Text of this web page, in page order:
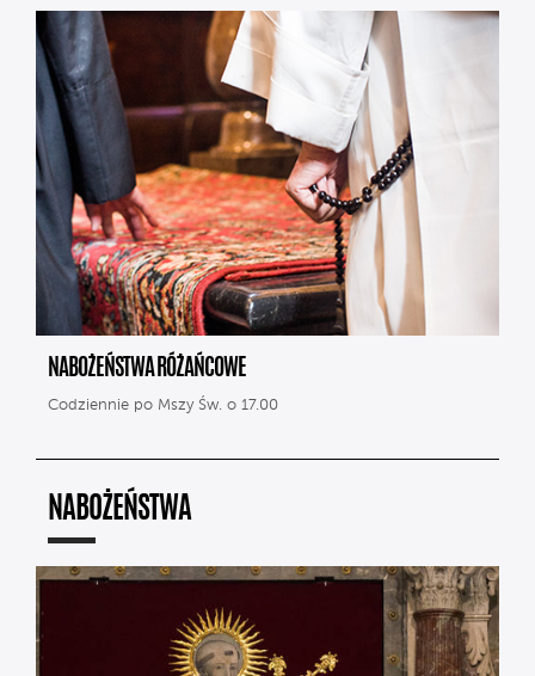
NABOŻEŃSTWA RÓŻAŃCOWE
Codziennie po Mszy Św. o 17.00
NABOŻEŃSTWA